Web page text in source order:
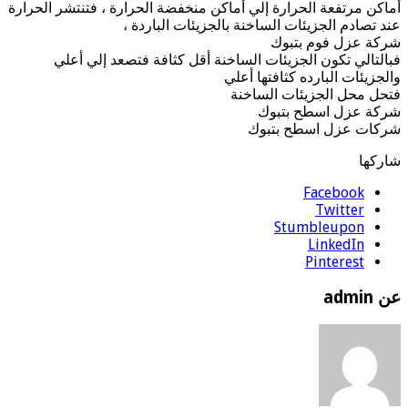
أماكن مرتفعة الحرارة إلي أماكن منخفضة الحرارة ، فتنتشر الحرارة
عند تصادم الجزيئات الساخنة بالجزيئات الباردة ،
شركة عزل فوم بتبوك
فبالتالي تكون الجزيئات الساخنة أقل كثافة فتصعد إلي أعلي
والجزيئات البارده كثافتها أعلي
فتحل محل الجزيئات الساخنة
شركة عزل اسطح بتبوك
شركات عزل اسطح بتبوك
شاركها
Facebook
Twitter
Stumbleupon
LinkedIn
Pinterest
عن admin